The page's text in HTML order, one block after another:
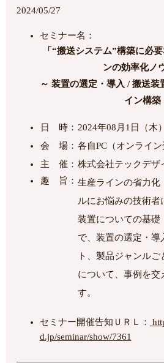
2024/05/27
セミナー名：
「“搬送システム”構築に必
ンの効率化ノ
～ 装置の選定・導入 / 搬送装
イン構築
日 時： 2024年08月1日（木
会 場： 各自PC（オンライン
主 催： 株式会社テックデザ
趣 旨： 生産ラインの省力化
ルにお悩みの技術
装置についての基礎
で、装置の選定・導
ト、製品ジャンル
について、事例を交
す。
セミナー開催告知ＵＲＬ：
d.jp/seminar/show/7361